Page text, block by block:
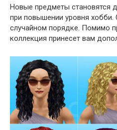
Новые предметы становятся
при повышении уровня
случайном порядке. Помимо
коллекция принесет вам